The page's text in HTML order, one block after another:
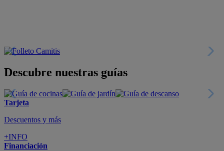
Descubre nuestras guías
Tarjeta
Descuentos y más
+INFO
Financiación